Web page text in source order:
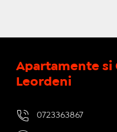
Apartamente si
Leordeni
0723363867